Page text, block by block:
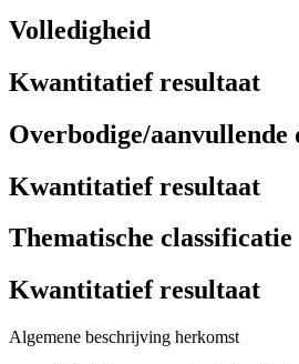
Volledigheid
Kwantitatief resultaat
Overbodige/aanvullende
Kwantitatief resultaat
Thematische classificatie
Kwantitatief resultaat
Algemene beschrijving herkomst